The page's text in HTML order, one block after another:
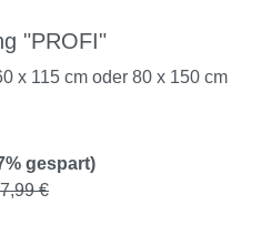
"PROFI"
x 115 cm oder 80 x 150 cm
gespart)
€